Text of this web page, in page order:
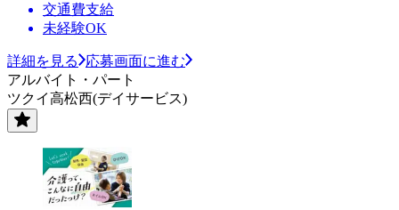
交通費支給
未経験OK
詳細を見る
応募画面に進む
アルバイト・パート
ツクイ高松西(デイサービス)